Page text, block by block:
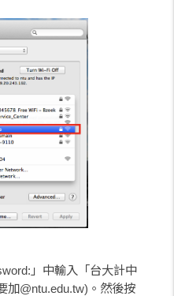
」中輸入「台大計中
加@ntu.edu.tw)。然後按